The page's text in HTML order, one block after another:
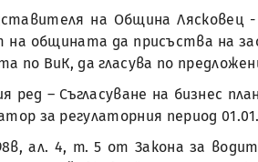
на Община
общината да присъства на
по ВиК, да гласува по
ред – Съгласуване на бизнес
за регулаторния период
ал. 4, т. 5 от Закона за